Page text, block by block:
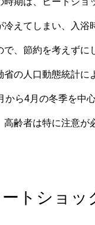
冷えてしまい、入浴
で、節約を考えずに
省の人口動態統計に
から4月の冬季を中
高齢者は特に注意が
トショッ